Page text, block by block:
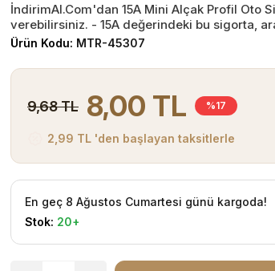
İndirimAl.Com'dan 15A Mini Alçak Profil Oto
verebilirsiniz. - 15A değerindeki bu sigorta,
Ürün Kodu: MTR-45307
9,68 TL 8,00 TL %17
2,99 TL 'den başlayan taksitlerle
En geç 8 Ağustos Cumartesi günü kargoda!
Stok: 20+